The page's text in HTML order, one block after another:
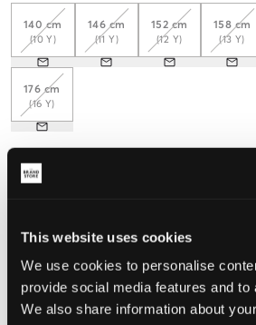
This website uses cookies
We use cookies to personalise
provide social media features and to
We also share information about
140 cm
(10 Y)
146 cm
(11 Y)
152 cm
(12 Y)
158 cm
(13 Y)
176 cm
(16 Y)
De maat lijkt
KIES EEN MAAT